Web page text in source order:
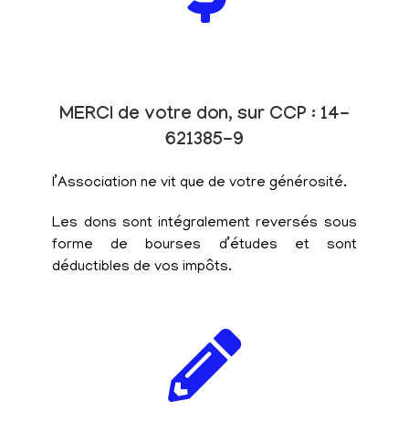
MERCI de votre don, sur CCP : 14-
621385-9
l’Association ne vit que de votre générosité.
Les dons sont intégralement reversés sous
forme de bourses d’études et sont
déductibles de vos impôts.